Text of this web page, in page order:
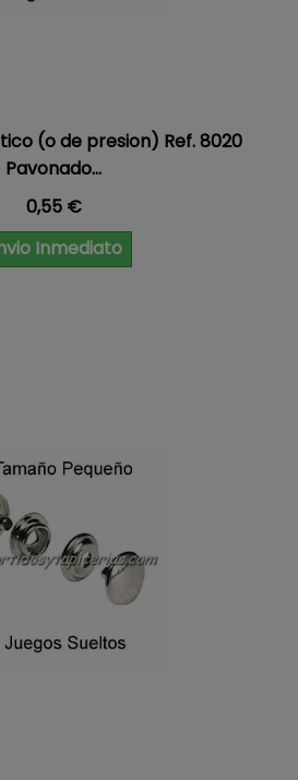
(o de presion) Ref. 8020
Pavonado...
Precio
0,55 €
Inmediato